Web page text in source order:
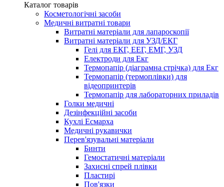
Каталог товарів
Косметологічні засоби
Медичні витратні товари
Витратні матеріали для лапароскопії
Витратні матеріали для УЗД/ЕКГ
Гелі для ЕКГ, ЕЕГ, ЕМГ, УЗД
Електроди для Екг
Термопапір (діаграмна стрічка) для Екг
Термопапір (термоплівки) для
відеопринтерів
Термопапір для лабораторних приладів
Голки медичні
Дезінфекційні засоби
Кухлі Есмарха
Медичні рукавички
Перев'язувальні матеріали
Бинти
Гемостатичні матеріали
Захисні спрей плівки
Пластирі
Пов'язки